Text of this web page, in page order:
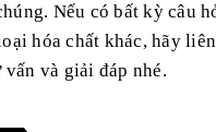
Nếu có bất kỳ câu
hóa chất khác, hãy
và giải đáp nhé.